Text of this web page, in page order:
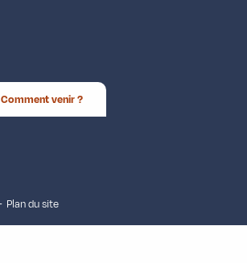
Comment venir ?
Plan du site